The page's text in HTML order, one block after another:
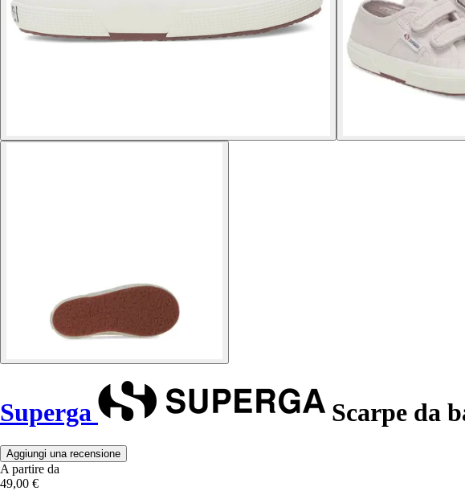
Superga Scarpe da
Aggiungi una recensione
A partire da
49,00 €